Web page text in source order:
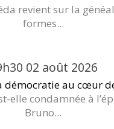
revient sur la
formes...
02 août 2026
démocratie au cœur
elle condamnée à
Bruno...